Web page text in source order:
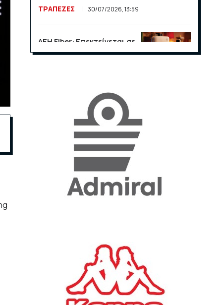
ΤΡΑΠΕΖΕΣ 30/07/2026, 13:59
ΔΕΗ Fiber: Επεκτείνεται σε
15 νέες περιοχές σε Αττική
«Η ακρίβεια «γονατίζει»
την κοινωνία - Νέα μεγάλη
έρευνα της Pulse για το
ΟΙΚΟΝΟΜΙΑ 23/07/2026, 12:50
Aktor: Δεν θα γίνουν
δεκτές προσφορές κάτω
Κ. Πιερρακάκης: Νέα
εποχή για το Ολυμπιακό
Κωπηλατοδρόμιο - Η
δημόσια περιουσία είναι